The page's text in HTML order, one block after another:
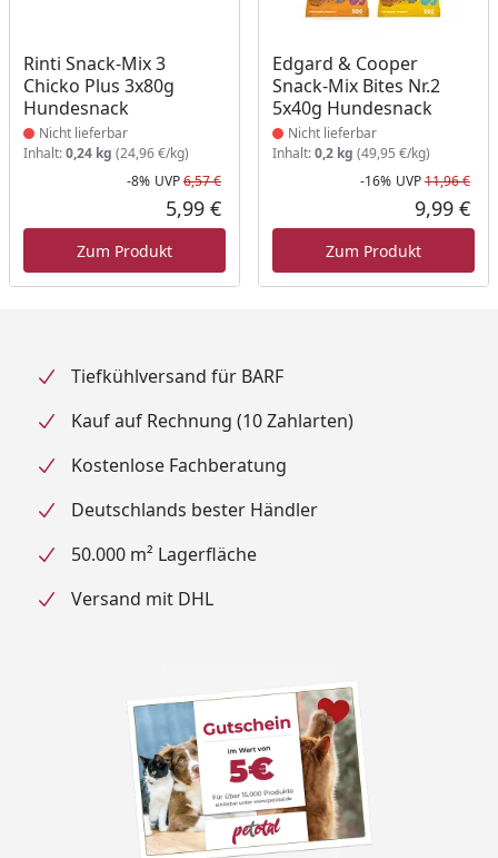
Rinti Snack-Mix 3
Chicko Plus 3x80g
Hundesnack
Produkt nicht lieferbar
Nicht lieferbar
Inhalt:0,24 kg (24,96 €/kg)
Rabatt in Prozent
-8%
Ursprünglicher Preis
UVP6,57 €
Aktueller Preis
5,99 €
Zum Produkt
Edgard & Cooper
Snack-Mix Bites Nr.2
5x40g Hundesnack
Produkt nicht lieferbar
Nicht lieferbar
Inhalt:0,2 kg (49,95 €/kg)
-16% UVP11,96 €
9,99 €
Zum Produkt
Tiefkühlversand für BARF
Kauf auf Rechnung (10 Zahlarten)
Kostenlose Fachberatung
Deutschlands bester Händler
50.000 m² Lagerfläche
Versand mit DHL